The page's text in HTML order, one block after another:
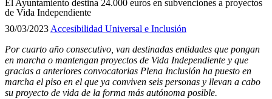
El Ayuntamiento destina 24.000 euros en subvenciones a proyectos
de Vida Independiente
30/03/2023Accesibilidad Universal e Inclusión
Por cuarto año consecutivo, van destinadas entidades que pongan
en marcha o mantengan proyectos de Vida Independiente y que
gracias a anteriores convocatorias Plena Inclusión ha puesto en
marcha el piso en el que ya conviven seis personas y llevan a cabo
su proyecto de vida de la forma más autónoma posible.